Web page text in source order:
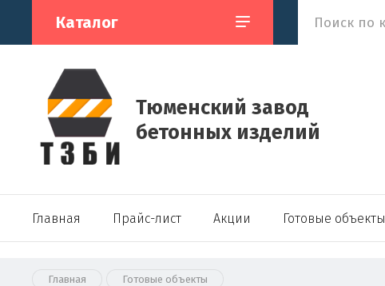
Главная Прайс-лист Акции Готовые объекты
Тюменский завод
бетонных изделий
Каталог
Главная Готовые объекты